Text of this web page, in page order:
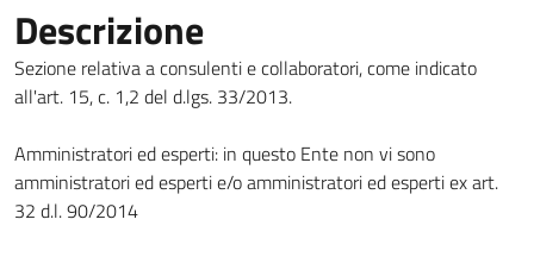
Descrizione
Sezione relativa a consulenti e collaboratori, come indicato
all'art. 15, c. 1,2 del d.lgs. 33/2013.
Amministratori ed esperti: in questo Ente non vi sono
amministratori ed esperti e/o amministratori ed esperti ex art.
32 d.l. 90/2014